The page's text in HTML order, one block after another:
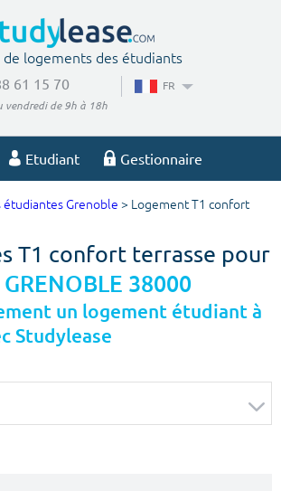
de logements des étudiants
61 15 70
vendredi de 9h à 18h
FR
Etudiant Gestionnaire
Votre recherche
€
Budget max
€
Surface max
étudiantes Grenoble > Logement T1 confort
T1 confort terrasse pour
GRENOBLE 38000
un logement étudiant à
Studylease